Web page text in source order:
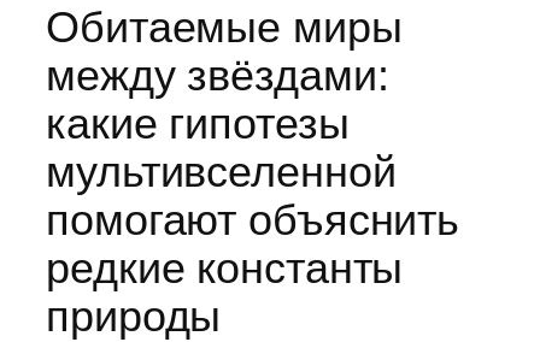
Обитаемые миры
между звёздами:
какие гипотезы
мультивселенной
помогают объяснить
редкие константы
природы